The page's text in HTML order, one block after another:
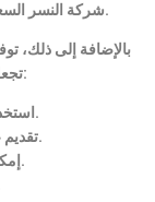
شركة النسر السعودي : شريكك في نقل عفشك بأمان وراحة بال.
بالإضافة إلى ذلك،
تجعلها الخيار الأمثل لنقل عفشك، مثل:
استخدام أحدث تقنيات النقل والتغليف.
تقديم عروض وخصومات مميزة للعملاء.
إمكانية حجز الخدمة عبر الإنترنت.